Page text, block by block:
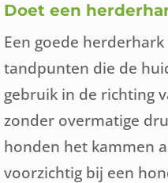
Doet een
Een goede
tandpunten die de
gebruik in de richting
zonder overmatige
honden het kammen
voorzichtig bij een